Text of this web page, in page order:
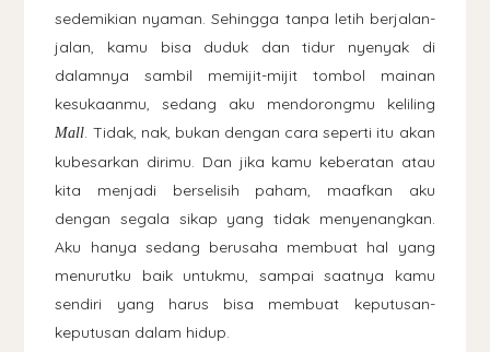
sedemikian nyaman. Sehingga tanpa letih berjalan-
jalan, kamu bisa duduk dan tidur nyenyak di
dalamnya sambil memijit-mijit tombol mainan
kesukaanmu, sedang aku mendorongmu keliling
Mall. Tidak, nak, bukan dengan cara seperti itu akan
kubesarkan dirimu. Dan jika kamu keberatan atau
kita menjadi berselisih paham, maafkan aku
dengan segala sikap yang tidak menyenangkan.
Aku hanya sedang berusaha membuat hal yang
menurutku baik untukmu, sampai saatnya kamu
sendiri yang harus bisa membuat keputusan-
keputusan dalam hidup.